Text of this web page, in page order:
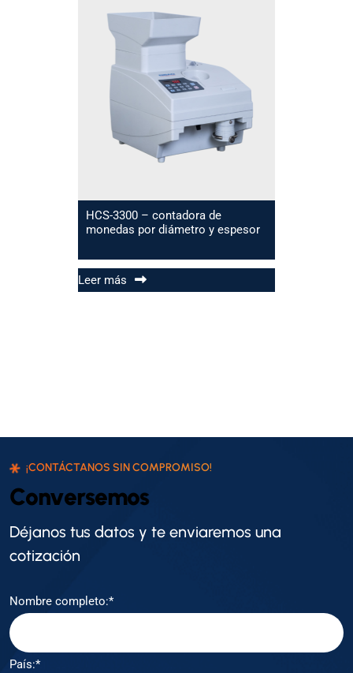
HCS-3300 – contadora de
monedas por diámetro y espesor
Leer más
¡CONTÁCTANOS SIN COMPROMISO!
Conversemos
Déjanos tus datos y te enviaremos una
cotización
Nombre completo:*
País:*